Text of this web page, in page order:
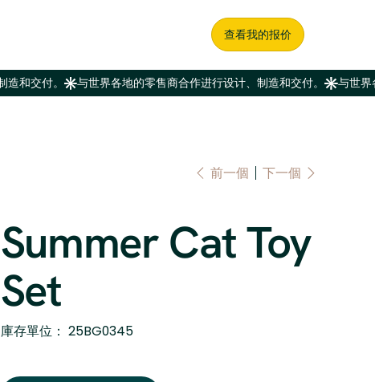
查看我的报价
前一個 下一個
Summer Cat Toy
Set
庫存單位：
SKU
25BG0345
25BG0345